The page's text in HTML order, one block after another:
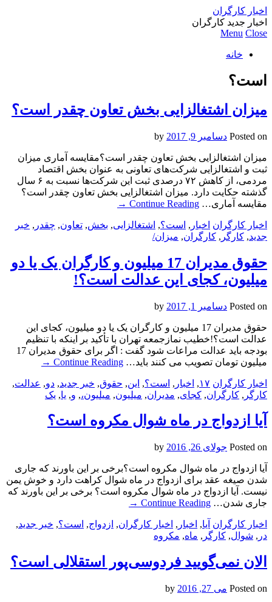
اخبار کارگران
اخبار جدید کارگران
Menu Close
خانه
است؟
میزان اشتغالزایی بخش تعاون چقدر است؟
Posted on دسامبر 9, 2017
میزان اشتغالزایی بخش تعاون چقدر است؟مقایسه آماری میزان
ثبت و اشتغالزایی شرکت‌های تعاونی به عنوان بخش اقتصاد
مردمی، از کاهش ۷۲ درصدی ثبت این شرکت‌ها نسبت به ۶ سال
گذشته حکایت دارد. میزان اشتغالزایی بخش تعاون چقدر است؟
مقایسه آماری… Continue Reading
→
اخبار کارگران اخبار , است؟, اشتغالزایی, بخش, تعاون, چقدر , خبر
جدید, کارگر , کارگران, میزان/
حقوق مدیران 17 میلیون و کارگران یک یا دو
میلیون، کجای این عدالت است؟!
Posted on دسامبر 1, 2017
حقوق مدیران 17 میلیون و کارگران یک یا دو میلیون، کجای این
عدالت است؟!خطیب نمازجمعه تهران با تأکید بر اینکه با تنظیم
بودجه باید عدالت مراعات شود گفت : اگر برای حقوق مدیران 17
میلیون تومان تصویب می کنند باید… Continue Reading
→
اخبار کارگران ۱۷, اخبار , است؟, این, حقوق, خبر جدید, دو, عدالت,
کارگر , کارگران, کجای, مدیران, میلیون, میلیون،, و, یا, یک
آیا ازدواج در ماه شوال مکروه است؟
Posted on جولای 26, 2016
آیا ازدواج در ماه شوال مکروه است؟برخی بر این باورند که جاری
شدن صیغه عقد برای ازدواج در ماه شوال کراهت دارد و خوش یمن
نیست. آیا ازدواج در ماه شوال مکروه است؟ برخی بر این باورند که
جاری شدن… Continue Reading
→
اخبار کارگران آیا, اخبار , اخبار کارگران, ازدواج, است؟, خبر جدید,
در , شوال, کارگر , ماه, مکروه
الان نمی‌گویید فردوسی‌پور استقلالی است؟
Posted on می 27, 2016